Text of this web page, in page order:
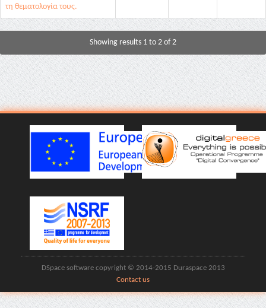
τη θεματολογία τους.
Showing results 1 to 2 of 2
DSpace software copyright © 2014-2015 Duraspace 2013
Contact us